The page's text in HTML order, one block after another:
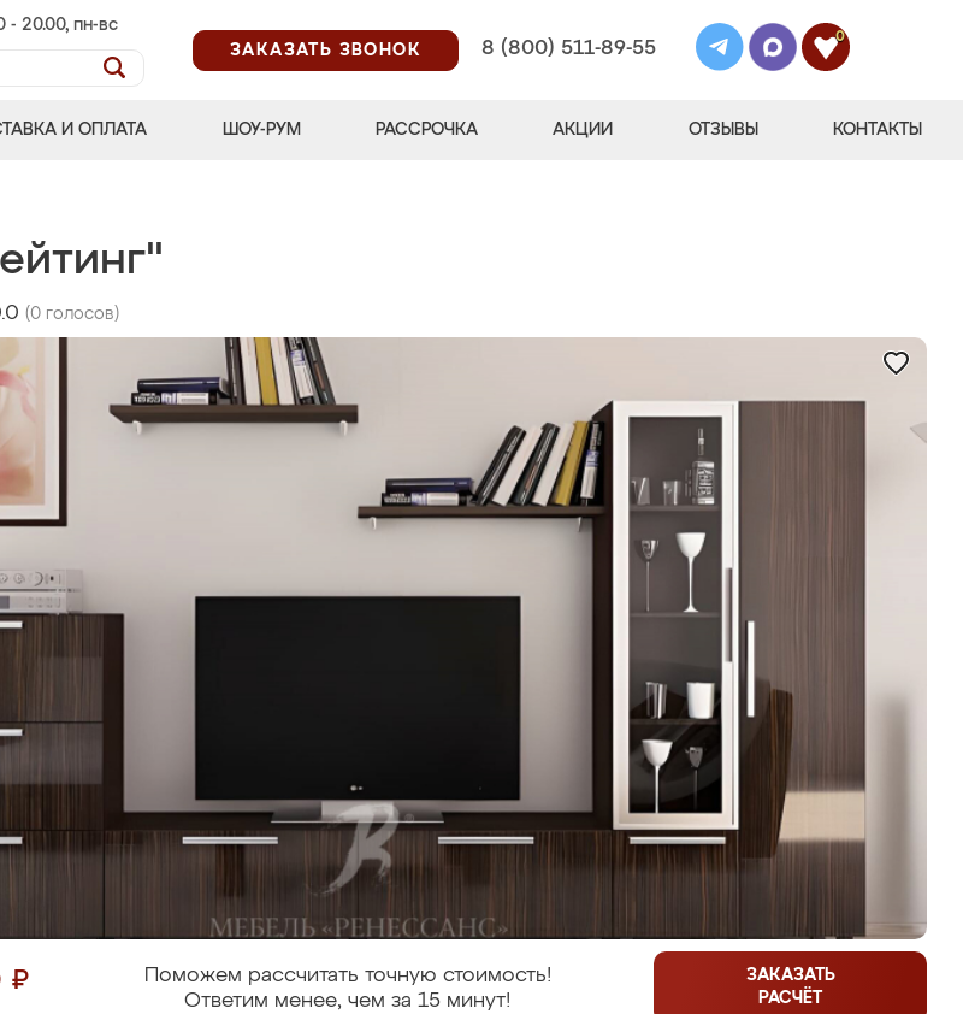
- 20.00, пн-вс
ЗАКАЗАТЬ ЗВОНОК
8 (800) 511-89-55
0
И ОПЛАТА ШОУ-РУМ РАССРОЧКА АКЦИИ ОТЗЫВЫ КОНТАКТЫ
(0 голосов)
₽
Поможем рассчитать точную стоимость!
Ответим менее, чем за 15 минут!
ЗАКАЗАТЬ
РАСЧЁТ